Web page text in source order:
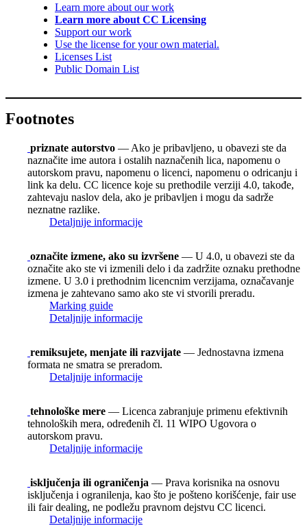
Learn more about our work
Learn more about CC Licensing
Support our work
Use the license for your own material.
Licenses List
Public Domain List
Footnotes
priznate autorstvo — Ako je pribavljeno, u obavezi ste da
naznačite ime autora i ostalih naznačenih lica, napomenu o
autorskom pravu, napomenu o licenci, napomenu o odricanju i
link ka delu. CC licence koje su prethodile verziji 4.0, takođe,
zahtevaju naslov dela, ako je pribavljen i mogu da sadrže
neznatne razlike.
Detaljnije informacije
označite izmene, ako su izvršene — U 4.0, u obavezi ste da
označite ako ste vi izmenili delo i da zadržite oznaku prethodne
izmene. U 3.0 i prethodnim licencnim verzijama, označavanje
izmena je zahtevano samo ako ste vi stvorili preradu.
Marking guide
Detaljnije informacije
remiksujete, menjate ili razvijate — Jednostavna izmena
formata ne smatra se preradom.
Detaljnije informacije
tehnološke mere — Licenca zabranjuje primenu efektivnih
tehnoloških mera, određenih čl. 11 WIPO Ugovora o
autorskom pravu.
Detaljnije informacije
isključenja ili ograničenja — Prava korisnika na osnovu
isključenja i ogranilenja, kao što je pošteno korišćenje, fair use
ili fair dealing, ne podležu pravnom dejstvu CC licenci.
Detaljnije informacije